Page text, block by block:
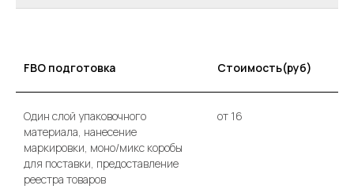
FBO подготовка Стоимость(руб)
Один слой упаковочного
материала, нанесение
маркировки, моно/микс коробы
для поставки, предоставление
реестра товаров
от 16